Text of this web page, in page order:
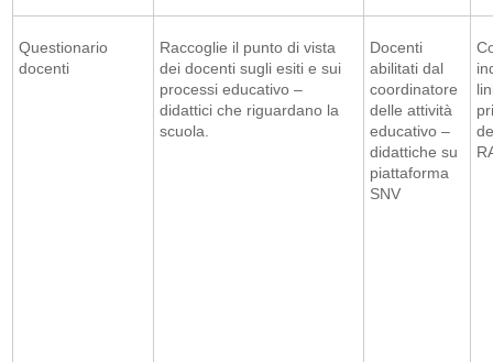
Questionario
docenti
Raccoglie il punto di vista
dei docenti sugli esiti e sui
processi educativo –
didattici che riguardano la
scuola.
Docenti
abilitati dal
coordinatore
delle attività
educativo –
didattiche su
piattaforma
SNV